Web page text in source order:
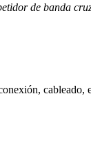
de banda
cableado,